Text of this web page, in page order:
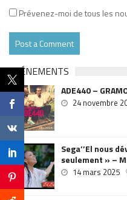
Prévenez-moi de tous les
EVÉNEMENTS
ADE440 –
24 novembre
Sega’’El nous
seulement » –
14 mars 2025